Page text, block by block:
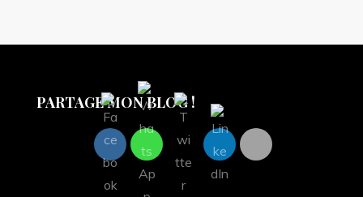
PARTAGE MON BLOG !